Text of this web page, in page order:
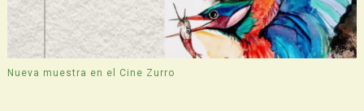
Nueva muestra en el Cine Zurro